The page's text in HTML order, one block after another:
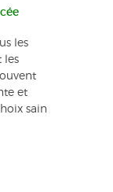
les
les
et
sain